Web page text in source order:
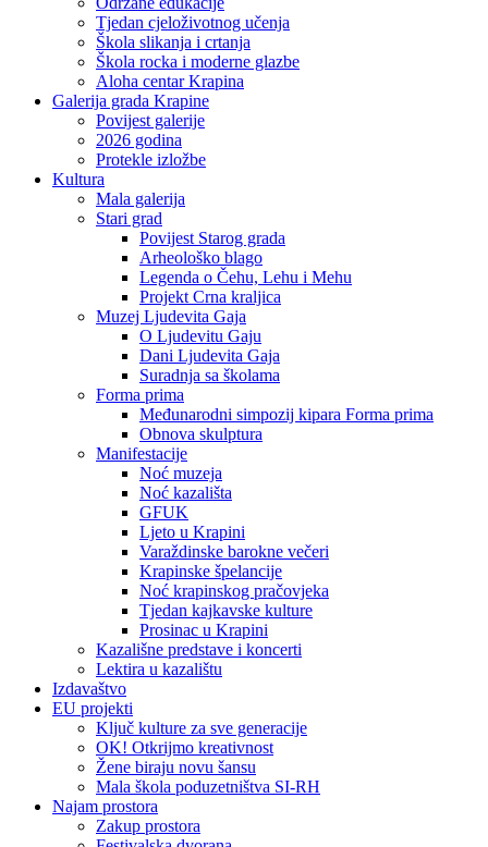
Tjedan cjeloživotnog učenja
Škola slikanja i crtanja
Škola rocka i moderne glazbe
Aloha centar Krapina
Galerija grada Krapine
Povijest galerije
2026 godina
Protekle izložbe
Kultura
Mala galerija
Stari grad
Povijest Starog grada
Arheološko blago
Legenda o Čehu, Lehu i Mehu
Projekt Crna kraljica
Muzej Ljudevita Gaja
O Ljudevitu Gaju
Dani Ljudevita Gaja
Suradnja sa školama
Forma prima
Međunarodni simpozij kipara Forma prima
Obnova skulptura
Manifestacije
Noć muzeja
Noć kazališta
GFUK
Ljeto u Krapini
Varaždinske barokne večeri
Krapinske špelancije
Noć krapinskog pračovjeka
Tjedan kajkavske kulture
Prosinac u Krapini
Kazališne predstave i koncerti
Lektira u kazalištu
Izdavaštvo
EU projekti
Ključ kulture za sve generacije
OK! Otkrijmo kreativnost
Žene biraju novu šansu
Mala škola poduzetništva SI-RH
Najam prostora
Zakup prostora